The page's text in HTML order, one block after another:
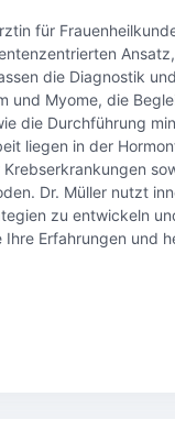
für
die Diagnostik
und Myome, die
die Durchführung
liegen in der
Dr. Müller nutzt
zu entwickeln
Erfahrungen und